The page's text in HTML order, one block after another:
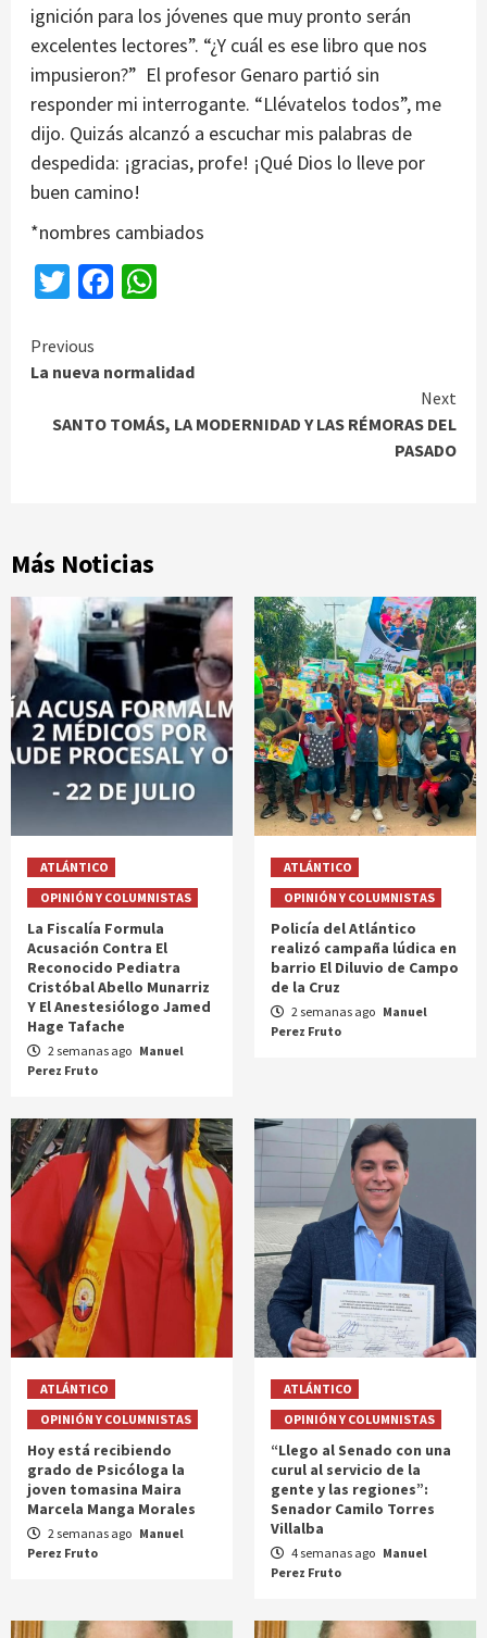
ignición para los jóvenes que muy pronto serán
excelentes lectores”. “¿Y cuál es ese libro que nos
impusieron?” El profesor Genaro partió sin
responder mi interrogante. “Llévatelos todos”, me
dijo. Quizás alcanzó a escuchar mis palabras de
despedida: ¡gracias, profe! ¡Qué Dios lo lleve por
buen camino!
*nombres cambiados
TwitterFacebook
Continue
Previous
La nueva normalidad
Next
SANTO TOMÁS, LA MODERNIDAD Y LAS RÉMORAS DEL
PASADO
Más Noticias
ATLÁNTICO
OPINIÓN Y COLUMNISTAS
La Fiscalía Formula
Acusación Contra El
Reconocido Pediatra
Cristóbal Abello Munarriz
Y El Anestesiólogo Jamed
Hage Tafache
2 semanas ago Manuel
Perez Fruto
ATLÁNTICO
OPINIÓN Y COLUMNISTAS
Policía del Atlántico
realizó campaña lúdica en
barrio El Diluvio de Campo
de la Cruz
2 semanas ago Manuel
Perez Fruto
ATLÁNTICO
OPINIÓN Y COLUMNISTAS
Hoy está recibiendo
grado de Psicóloga la
joven tomasina Maira
Marcela Manga Morales
2 semanas ago Manuel
Perez Fruto
ATLÁNTICO
OPINIÓN Y COLUMNISTAS
“Llego al Senado con una
curul al servicio de la
gente y las regiones”:
Senador Camilo Torres
Villalba
4 semanas ago Manuel
Perez Fruto